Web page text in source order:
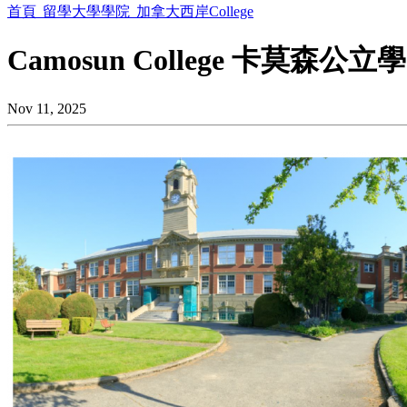
首頁 留學大學學院 加拿大西岸College
Camosun College 卡莫森公立
Nov 11, 2025